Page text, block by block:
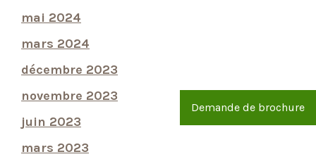
mai 2024
mars 2024
décembre 2023
novembre 2023
juin 2023
mars 2023
Demande de brochure